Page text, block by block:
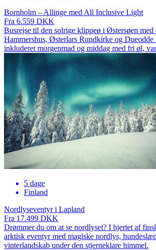
Bornholm – Allinge med All Inclusive Light
Fra 6.559 DKK
Busrejse til den solrige klippeø i Østersøen
Hammershus, Østerlars Rundkirke og Dueodde
inkluderet morgenmad og middag med fri øl,
5 dage
Finland
Nordlyseventyr i Lapland
Fra 17.499 DKK
Drømmer du om at se nordlyset? I hjertet af
arktisk eventyr med magiske nordlys,
vinterlandskab under den stjerneklare himmel.